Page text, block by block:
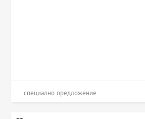
специално предложение